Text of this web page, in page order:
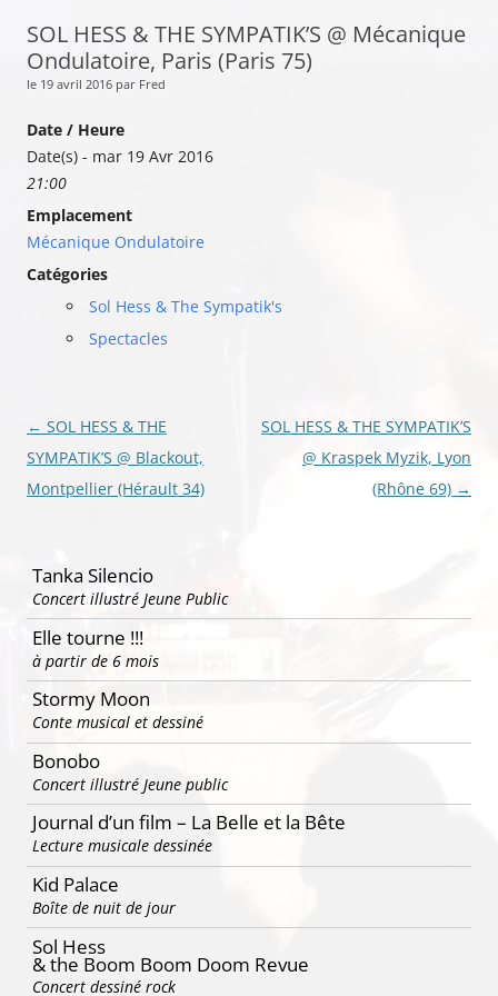
SOL HESS & THE SYMPATIK’S @ Mécanique
Ondulatoire, Paris (Paris 75)
le 19 avril 2016 par Fred
Date / Heure
Date(s) - mar 19 Avr 2016
21:00
Emplacement
Mécanique Ondulatoire
Catégories
Sol Hess & The Sympatik's
Spectacles
Navigation
des
articles
← SOL HESS & THE
SYMPATIK’S @ Blackout,
Montpellier (Hérault 34)
SOL HESS & THE SYMPATIK’S
@ Kraspek Myzik, Lyon
(Rhône 69) →
Tanka Silencio
Concert illustré Jeune Public
Elle tourne !!!
à partir de 6 mois
Stormy Moon
Conte musical et dessiné
Bonobo
Concert illustré Jeune public
Journal d’un film – La Belle et la Bête
Lecture musicale dessinée
Kid Palace
Boîte de nuit de jour
Sol Hess
& the Boom Boom Doom Revue
Concert dessiné rock